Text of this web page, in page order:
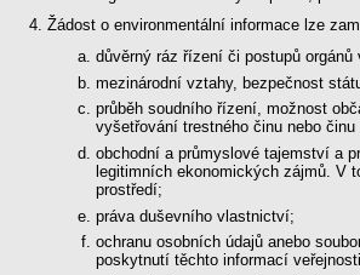
Žádost o environmentální informace lze
důvěrný ráz řízení či postupů
mezinárodní vztahy, bezpečnost
průběh soudního řízení, možnost
vyšetřování trestného činu nebo
obchodní a průmyslové tajemství a
legitimních ekonomických zájmů. V
prostředí;
práva duševního vlastnictví;
ochranu osobních údajů anebo
poskytnutí těchto informací